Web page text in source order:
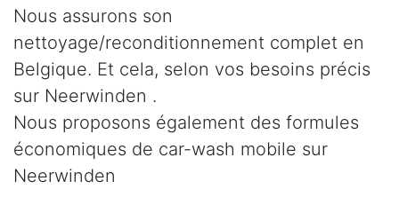
Nous assurons son
nettoyage/reconditionnement complet en
Belgique. Et cela, selon vos besoins précis
sur Neerwinden .
Nous proposons également des formules
économiques de car-wash mobile sur
Neerwinden